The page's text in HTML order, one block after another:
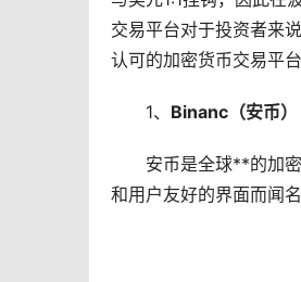
交易平台对于投资者来
认可的加密货币交易平
1、 Binanc（安币）
安币是全球**的加
和用户友好的界面而闻